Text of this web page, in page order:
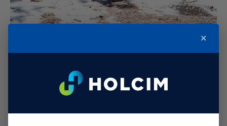
uspon na samom početku, uz ski stazu koji je iznosio
163m elevacije na 800m staze, treći uspon od 281m
elevacije, i dva silaska od 2.28km i 760m.
×